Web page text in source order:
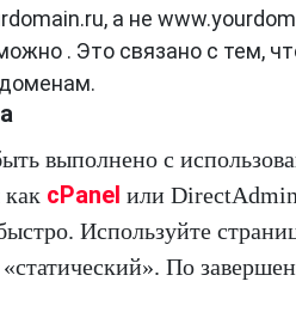
а не
. Это связано с тем,
выполнено с
как cPanel или
Используйте
По